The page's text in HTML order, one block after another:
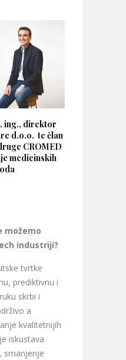
ing., direktor
d.o.o. te član
CROMED
medicinskih
možemo
industriji?
tvrtke
prediktivnu i
skrbi i
a
kvalitetnijih
iskustava
smanjenje